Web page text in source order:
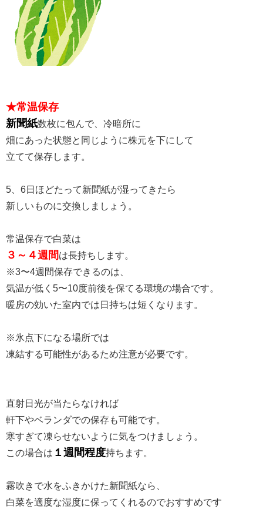
★常温保存
新聞紙数枚に包んで、冷暗所に
畑にあった状態と同じように株元を下にして
立てて保存します。
5、6日ほどたって新聞紙が湿ってきたら
新しいものに交換しましょう。
常温保存で白菜は
３～４週間は長持ちします。
※3〜4週間保存できるのは、
気温が低く5〜10度前後を保てる環境の場合です。
暖房の効いた室内では日持ちは短くなります。
※氷点下になる場所では
凍結する可能性があるため注意が必要です。
直射日光が当たらなければ
軒下やベランダでの保存も可能です。
寒すぎて凍らせないように気をつけましょう。
この場合は １週間程度持ちます。
霧吹きで水をふきかけた新聞紙なら、
白菜を適度な湿度に保ってくれるのでおすすめです